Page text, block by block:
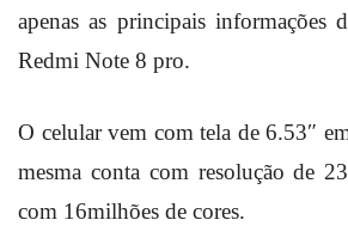
apenas as principais informações
Redmi Note 8 pro.
O celular vem com tela de 6.53″
mesma conta com resolução de
com 16milhões de cores.